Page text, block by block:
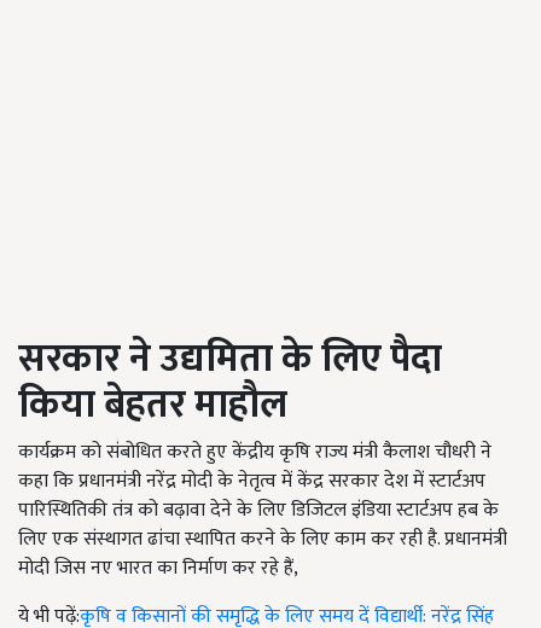
सरकार ने उद्यमिता के लिए पैदा
किया बेहतर माहौल
कार्यक्रम को संबोधित करते हुए केंद्रीय कृषि राज्य मंत्री कैलाश चौधरी ने
कहा कि प्रधानमंत्री नरेंद्र मोदी के नेतृत्व में केंद्र सरकार देश में स्टार्टअप
पारिस्थितिकी तंत्र को बढ़ावा देने के लिए डिजिटल इंडिया स्टार्टअप हब के
लिए एक संस्थागत ढांचा स्थापित करने के लिए काम कर रही है. प्रधानमंत्री
मोदी जिस नए भारत का निर्माण कर रहे हैं,
ये भी पढ़ें:कृषि व किसानों की समृद्धि के लिए समय दें विद्यार्थी: नरेंद्र सिंह